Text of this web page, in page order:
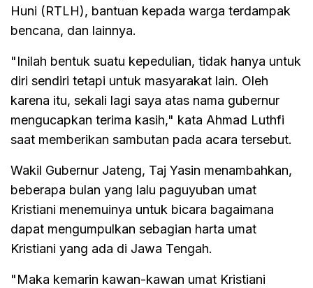
Huni (RTLH), bantuan kepada warga terdampak
bencana, dan lainnya.
"Inilah bentuk suatu kepedulian, tidak hanya untuk
diri sendiri tetapi untuk masyarakat lain. Oleh
karena itu, sekali lagi saya atas nama gubernur
mengucapkan terima kasih," kata Ahmad Luthfi
saat memberikan sambutan pada acara tersebut.
Wakil Gubernur Jateng, Taj Yasin menambahkan,
beberapa bulan yang lalu paguyuban umat
Kristiani menemuinya untuk bicara bagaimana
dapat mengumpulkan sebagian harta umat
Kristiani yang ada di Jawa Tengah.
"Maka kemarin kawan-kawan umat Kristiani